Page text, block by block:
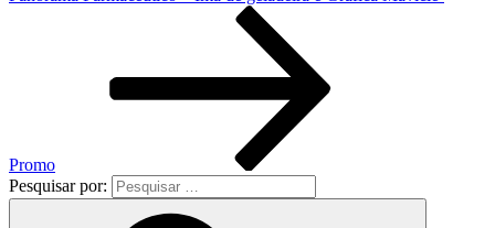
Promo
Pesquisar por: